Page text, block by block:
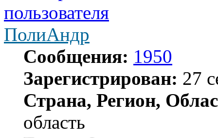
ПолиАндр
Сообщения: 1950
Зарегистрирован: 27
Страна, Регион,
область